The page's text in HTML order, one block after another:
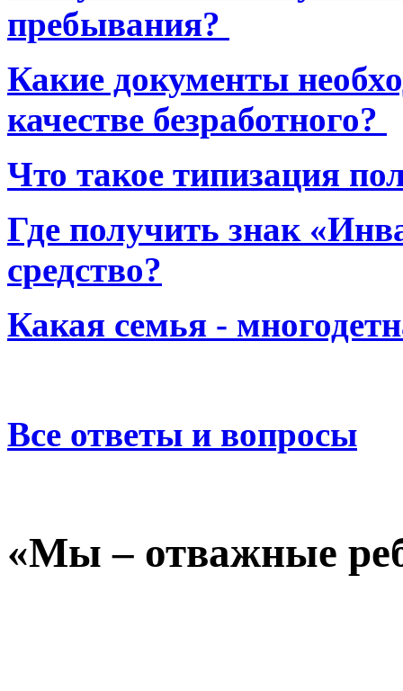
пребывания?
Какие документы
качестве безработного?
Что такое типизация
Где получить знак
средство?
Какая семья -
Все ответы и вопросы
«Мы – отважные